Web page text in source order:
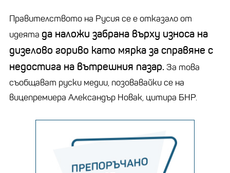
Правителството на Русия се е отказало от
идеята да наложи забрана върху износа на
дизелово гориво като мярка за справяне с
недостига на вътрешния пазар. За това
съобщават руски медии, позовавайки се на
вицепремиера Александър Новак, цитира БНР.